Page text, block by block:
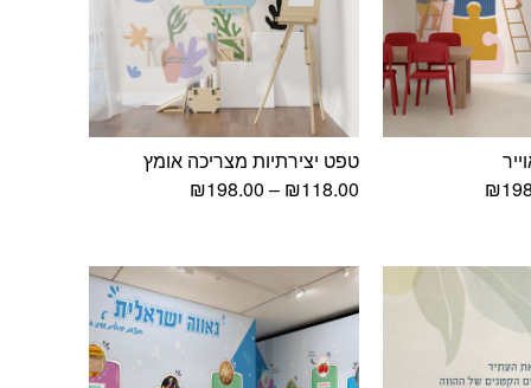
₪
⁦₪198.00⁩
טפט יצירתיות מצריכה אומץ
₪118.00
–
₪198.00 טווח
⁦₪198.00⁩